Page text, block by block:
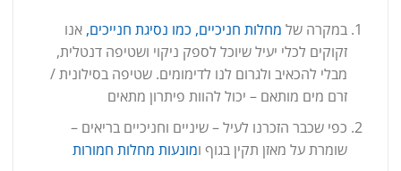
במקרה של מחלות חניכיים, כמו נסיגת חנייכים, אנו
זקוקים לכלי יעיל שיוכל לספק ניקוי ושטיפה דנטלית,
מבלי להכאיב ולגרום לנו לדימומים. שטיפה בסילונית /
זרם מים מותאם – יכול להוות פיתרון מתאים
כפי שכבר הזכרנו לעיל – שיניים וחניכיים בריאים –
שומרת על מאזן תקין בגוף ומונעות מחלות חמורות